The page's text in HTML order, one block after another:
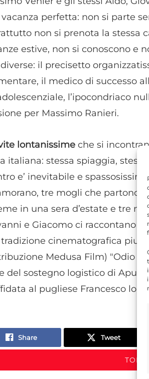
perfetta: non si parte
non si prenota la stessa
estive, non si conoscono e
diverse: il precisetto
il medico di successo
l’ipocondriaco
per Massimo Ranieri.
lontanissime che si
italiana: stessa spiaggia,
e’ inevitabile e
tre mogli che partono
in una sera d’estate e tre
e Giacomo ci raccontano
cinematografica piu’
Medusa Film) "Odio
del sostegno logistico di
al pugliese Francesco
Share Tweet